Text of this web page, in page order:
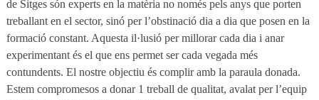
de Sitges són experts en la matèria no només pels anys que porten
treballant en el sector, sinó per l’obstinació dia a dia que posen en la
formació constant. Aquesta il·lusió per millorar cada dia i anar
experimentant és el que ens permet ser cada vegada més
contundents. El nostre objectiu és complir amb la paraula donada.
Estem compromesos a donar 1 treball de qualitat, avalat per l’equip